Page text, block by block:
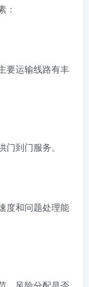
：
要运输线路有丰
到门服务。
度和问题处理能